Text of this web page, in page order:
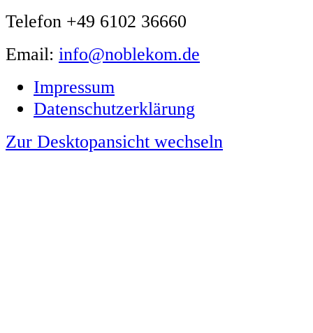
Telefon +49 6102 36660
Email: info@noblekom.de
Impressum
Datenschutzerklärung
Zur Desktopansicht wechseln